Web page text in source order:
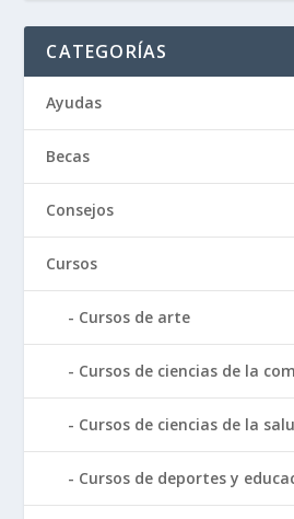
CATEGORÍAS
Ayudas
Becas
Consejos
Cursos
Cursos de arte
Cursos de ciencias de la
Cursos de ciencias de la
Cursos de deportes y